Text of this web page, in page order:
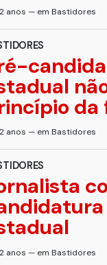
anos — em Bastidores
da
anos — em Bastidores
anos — em Bastidores